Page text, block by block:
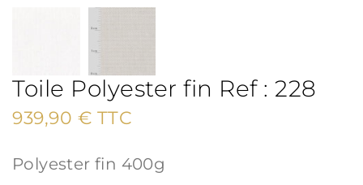
Toile Polyester fin Ref : 228
939,90 € TTC
Polyester fin 400g